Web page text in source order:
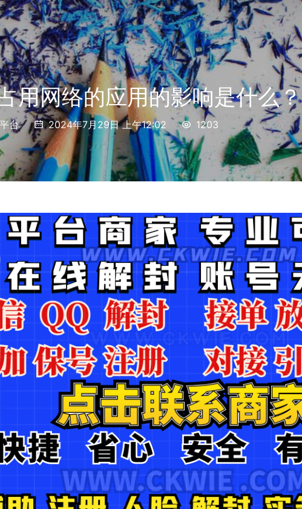
用网络的应用的影响是什么？
台 2024年7月29日 上午12:02 1203